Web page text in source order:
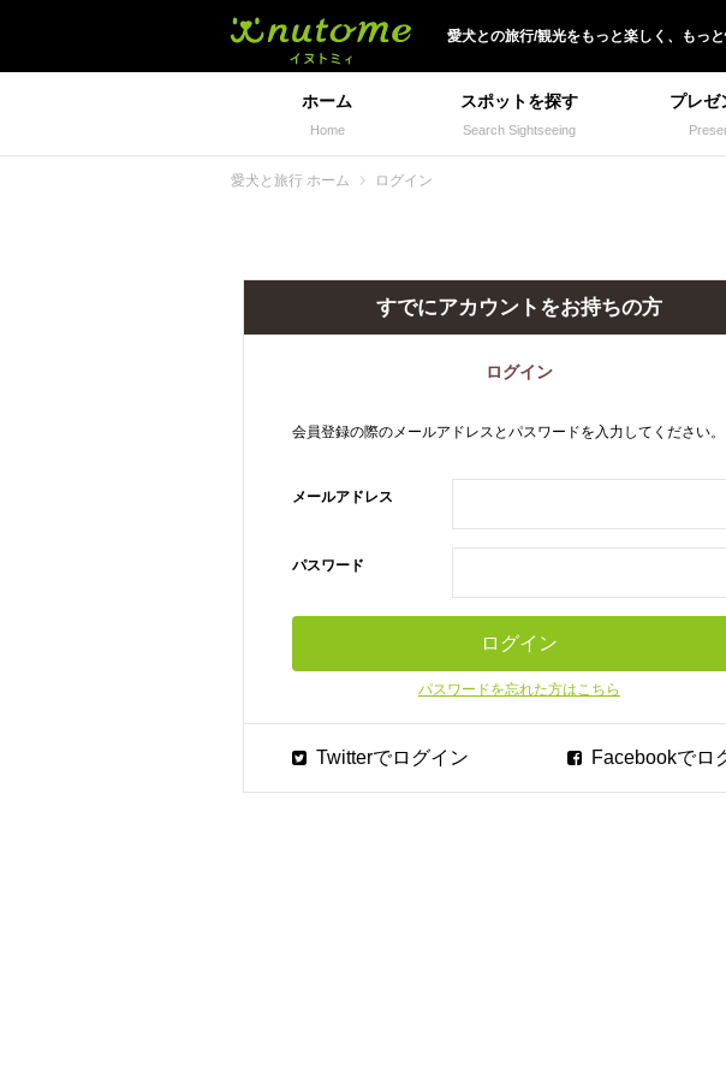
愛犬との旅行/観光をもっと楽しく、 もっと
ホーム
Home
スポットを探す
Search Sightseeing
プレゼ
愛犬と旅行 ホーム ログイン
すでにアカウントをお持ちの方
ログイン
会員登録の際のメールアドレスとパスワードを入力してください。
メールアドレス
パスワード
パスワードを忘れた方はこちら